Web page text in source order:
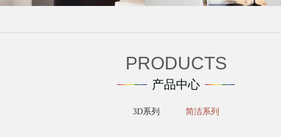
PRODUCTS
产品中心
3D系列 简洁系列